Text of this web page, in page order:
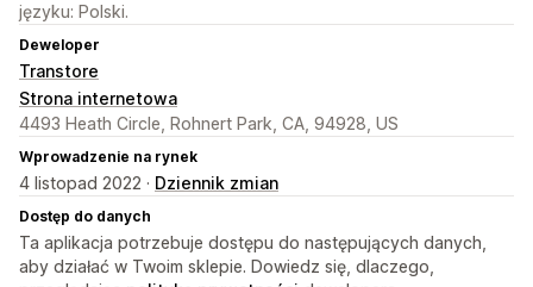
języku: Polski.
Deweloper
Transtore
Strona internetowa
4493 Heath Circle, Rohnert Park, CA, 94928, US
Wprowadzenie na rynek
4 listopad 2022 · Dziennik zmian
Dostęp do danych
Ta aplikacja potrzebuje dostępu do następujących danych,
aby działać w Twoim sklepie. Dowiedz się, dlaczego,